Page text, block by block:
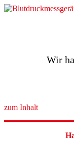
Wir
zum Inhalt